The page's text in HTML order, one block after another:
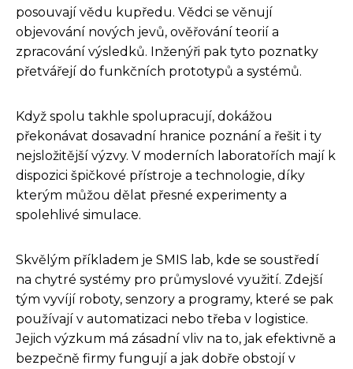
posouvají vědu kupředu. Vědci se věnují
objevování nových jevů, ověřování teorií a
zpracování výsledků. Inženýři pak tyto poznatky
přetvářejí do funkčních prototypů a systémů.
Když spolu takhle spolupracují, dokážou
překonávat dosavadní hranice poznání a řešit i ty
nejsložitější výzvy. V moderních laboratořích mají k
dispozici špičkové přístroje a technologie, díky
kterým můžou dělat přesné experimenty a
spolehlivé simulace.
Skvělým příkladem je SMIS lab, kde se soustředí
na chytré systémy pro průmyslové využití. Zdejší
tým vyvíjí roboty, senzory a programy, které se pak
používají v automatizaci nebo třeba v logistice.
Jejich výzkum má zásadní vliv na to, jak efektivně a
bezpečně firmy fungují a jak dobře obstojí v